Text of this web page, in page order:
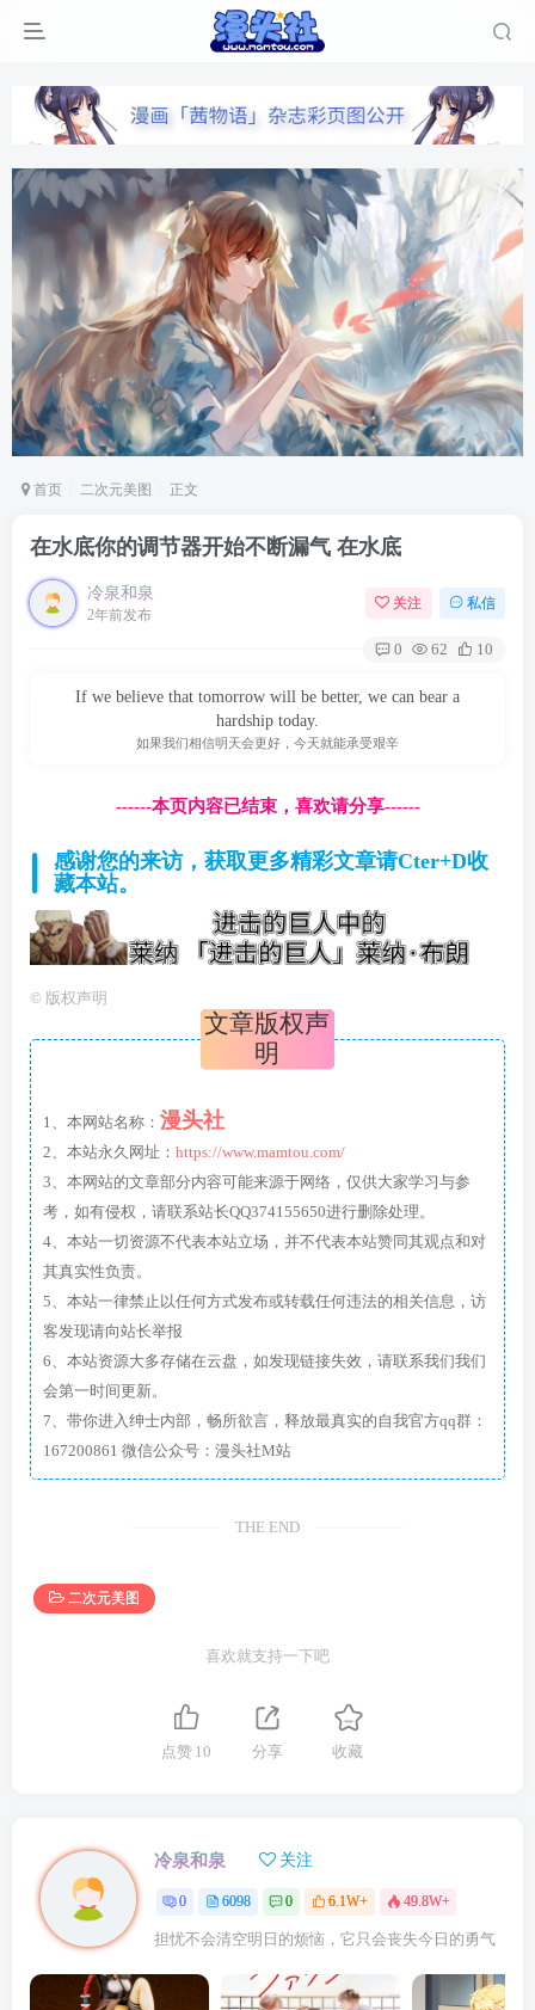
首页 二次元美图 正文
在水底你的调节器开始不断漏气 在水底
冷泉和泉
2年前发布
关注 私信
0 62 10
If we believe that tomorrow will be better, we can bear a
hardship today.
如果我们相信明天会更好，今天就能承受艰辛
------本页内容已结束，喜欢请分享------
感谢您的来访，获取更多精彩文章请Cter+D收
藏本站。
© 版权声明
文章版权声
明
1、本网站名称： 漫头社
2、本站永久网址： https://www.mamtou.com/
3、本网站的文章部分内容可能来源于网络，仅供大家学习与参
考，如有侵权，请联系站长QQ374155650进行删除处理。
4、本站一切资源不代表本站立场，并不代表本站赞同其观点和对
其真实性负责。
5、本站一律禁止以任何方式发布或转载任何违法的相关信息，访
客发现请向站长举报
6、本站资源大多存储在云盘，如发现链接失效，请联系我们我们
会第一时间更新。
7、带你进入绅士内部，畅所欲言，释放最真实的自我官方qq群：
167200861 微信公众号：漫头社M站
THE END
二次元美图
喜欢就支持一下吧
点赞 10 分享 收藏
冷泉和泉 关注
0 6098 0 6.1W+ 49.8W+
担忧不会清空明日的烦恼，它只会丧失今日的勇气